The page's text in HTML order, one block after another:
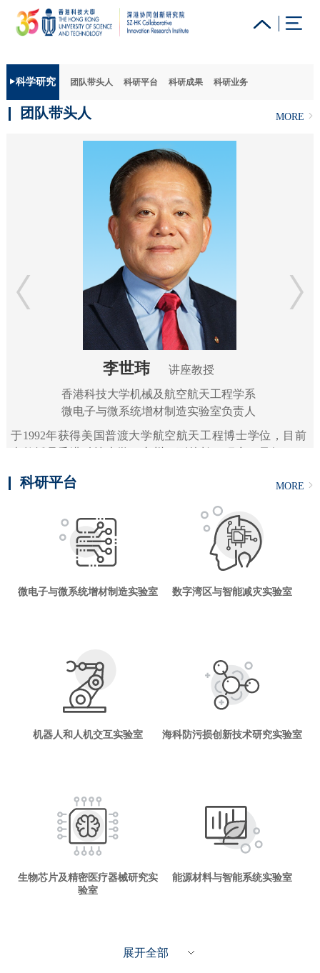
更多科大概览
科大新闻 学术部门索引 生活@科大
科学研究 团队带头人 科研平台 科研成果 科研业务
团队带头人 MORE
李世玮
讲座教授
香港科技大学机械及航空航天工程学系
微电子与微系统增材制造实验室负责人
于1992年获得美国普渡大学航空航天工程博士学位，目前
系客座教授。另外，他还兼任香港科技大学的深港协同创
新研究院理事长以及电子封装实验室主任。李教授的研究
领域聚焦于微电子/光电子封装和增材制造的技术研发，科
研项目涵盖晶圆级封装和异构集成、面向微系统封装的3D
打印、面向半导体照明和超越照明的LED封装...
科研平台 MORE
微电子与微系统增材制造实验室 数字湾区与智能减灾实验室
机器人和人机交互实验室 海科防污损创新技术研究实验室
生物芯片及精密医疗器械研究实
验室
能源材料与智能系统实验室
展开全部